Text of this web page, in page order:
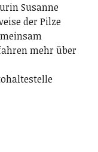
Susanne
der Pilze
mehr über